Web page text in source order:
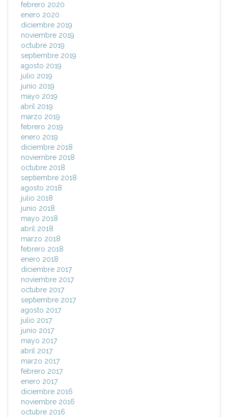
febrero 2020
enero 2020
diciembre 2019
noviembre 2019
octubre 2019
septiembre 2019
agosto 2019
julio 2019
junio 2019
mayo 2019
abril 2019
marzo 2019
febrero 2019
enero 2019
diciembre 2018
noviembre 2018
octubre 2018
septiembre 2018
agosto 2018
julio 2018
junio 2018
mayo 2018
abril 2018
marzo 2018
febrero 2018
enero 2018
diciembre 2017
noviembre 2017
octubre 2017
septiembre 2017
agosto 2017
julio 2017
junio 2017
mayo 2017
abril 2017
marzo 2017
febrero 2017
enero 2017
diciembre 2016
noviembre 2016
octubre 2016